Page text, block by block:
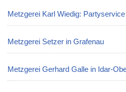
Metzgerei Karl Wiedig:
Metzgerei Setzer in Grafenau
Metzgerei Gerhard Galle in Idar-